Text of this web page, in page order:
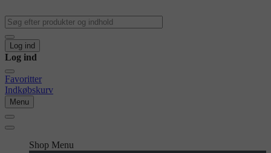
Log ind
Log ind
Favoritter
Indkøbskurv
Menu
Shop Menu